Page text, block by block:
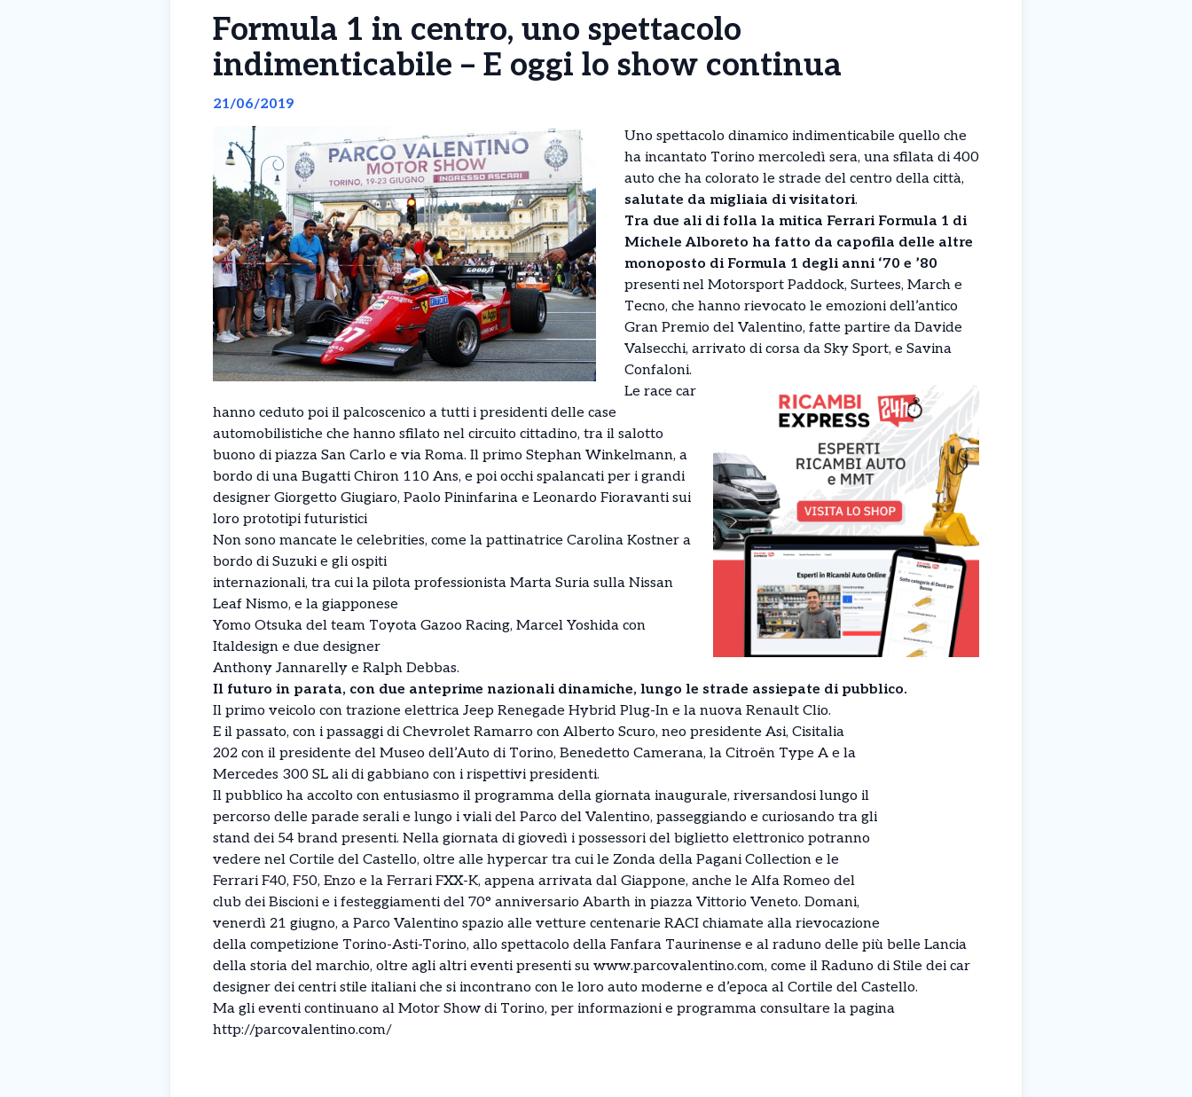
Formula 1 in centro, uno spettacolo
indimenticabile – E oggi lo show continua
21/06/2019
Uno spettacolo dinamico indimenticabile quello che
ha incantato Torino mercoledì sera, una sfilata di 400
auto che ha colorato le strade del centro della città,
salutate da migliaia di visitatori.
Tra due ali di folla la mitica Ferrari Formula 1 di
Michele Alboreto ha fatto da capofila delle altre
monoposto di Formula 1 degli anni ‘70 e ’80
presenti nel Motorsport Paddock, Surtees, March e
Tecno, che hanno rievocato le emozioni dell’antico
Gran Premio del Valentino, fatte partire da Davide
Valsecchi, arrivato di corsa da Sky Sport, e Savina
Confaloni.
Le race car
hanno ceduto poi il palcoscenico a tutti i presidenti delle case
automobilistiche che hanno sfilato nel circuito cittadino, tra il salotto
buono di piazza San Carlo e via Roma. Il primo Stephan Winkelmann, a
bordo di una Bugatti Chiron 110 Ans, e poi occhi spalancati per i grandi
designer Giorgetto Giugiaro, Paolo Pininfarina e Leonardo Fioravanti sui
loro prototipi futuristici
Non sono mancate le celebrities, come la pattinatrice Carolina Kostner a
bordo di Suzuki e gli ospiti
internazionali, tra cui la pilota professionista Marta Suria sulla Nissan
Leaf Nismo, e la giapponese
Yomo Otsuka del team Toyota Gazoo Racing, Marcel Yoshida con
Italdesign e due designer
Anthony Jannarelly e Ralph Debbas.
Il futuro in parata, con due anteprime nazionali dinamiche, lungo le strade assiepate di pubblico.
Il primo veicolo con trazione elettrica Jeep Renegade Hybrid Plug-In e la nuova Renault Clio.
E il passato, con i passaggi di Chevrolet Ramarro con Alberto Scuro, neo presidente Asi, Cisitalia
202 con il presidente del Museo dell’Auto di Torino, Benedetto Camerana, la Citroën Type A e la
Mercedes 300 SL ali di gabbiano con i rispettivi presidenti.
Il pubblico ha accolto con entusiasmo il programma della giornata inaugurale, riversandosi lungo il
percorso delle parade serali e lungo i viali del Parco del Valentino, passeggiando e curiosando tra gli
stand dei 54 brand presenti. Nella giornata di giovedì i possessori del biglietto elettronico potranno
vedere nel Cortile del Castello, oltre alle hypercar tra cui le Zonda della Pagani Collection e le
Ferrari F40, F50, Enzo e la Ferrari FXX-K, appena arrivata dal Giappone, anche le Alfa Romeo del
club dei Biscioni e i festeggiamenti del 70° anniversario Abarth in piazza Vittorio Veneto. Domani,
venerdì 21 giugno, a Parco Valentino spazio alle vetture centenarie RACI chiamate alla rievocazione
della competizione Torino-Asti-Torino, allo spettacolo della Fanfara Taurinense e al raduno delle più belle Lancia
della storia del marchio, oltre agli altri eventi presenti su www.parcovalentino.com, come il Raduno di Stile dei car
designer dei centri stile italiani che si incontrano con le loro auto moderne e d’epoca al Cortile del Castello.
Ma gli eventi continuano al Motor Show di Torino, per informazioni e programma consultare la pagina
http://parcovalentino.com/